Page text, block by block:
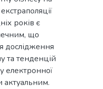
років є
що
дослідження
та тенденцій
електронної
актуальним.